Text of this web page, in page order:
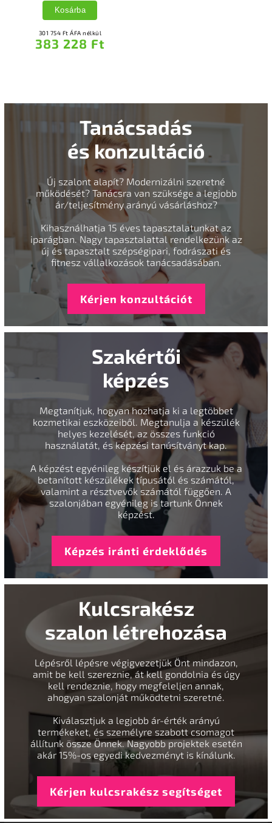
301 754 Ft ÁFA nélkül
383 228 Ft
Kosárba
Tanácsadás
és konzultáció
Új szalont alapít? Modernizálni szeretné
működését? Tanácsra van szüksége a legjobb
ár/teljesítmény arányú vásárláshoz?
Kihasználhatja 15 éves tapasztalatunkat az
iparágban. Nagy tapasztalattal rendelkezünk az
új és tapasztalt szépségipari, fodrászati és
fitnesz vállalkozások tanácsadásában.
Kérjen konzultációt
Szakértői
képzés
Megtanítjuk, hogyan hozhatja ki a legtöbbet
kozmetikai eszközeiből. Megtanulja a készülék
helyes kezelését, az összes funkció
használatát, és képzési tanúsítványt kap.
A képzést egyénileg készítjük el és árazzuk be a
betanított készülékek típusától és számától,
valamint a résztvevők számától függően. A
szalonjában egyénileg is tartunk Önnek
képzést.
Képzés iránti érdeklődés
Kulcsrakész
szalon létrehozása
Lépésről lépésre végigvezetjük Önt mindazon,
amit be kell szereznie, át kell gondolnia és úgy
kell rendeznie, hogy megfeleljen annak,
ahogyan szalonját működtetni szeretné.
Kiválasztjuk a legjobb ár-érték arányú
termékeket, és személyre szabott csomagot
állítunk össze Önnek. Nagyobb projektek esetén
akár 15%-os egyedi kedvezményt is kínálunk.
Kérjen kulcsrakész segítséget